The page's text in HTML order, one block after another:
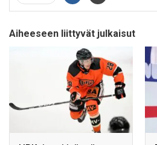
Aiheeseen liittyvät julkaisut